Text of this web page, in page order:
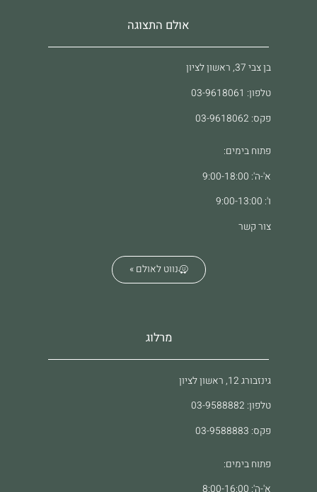
אולם התצוגה
בן צבי 37, ראשון לציון
טלפון: 03-9618061
פקס: 03-9618062
פתוח בימים:
א'-ה': 9:00-18:00
ו': 9:00-13:00
צור קשר
נווט לאולם »
מרלוג
גינזבורג 12, ראשון לציון
טלפון: 03-9588882
פקס: 03-9588883
פתוח בימים: